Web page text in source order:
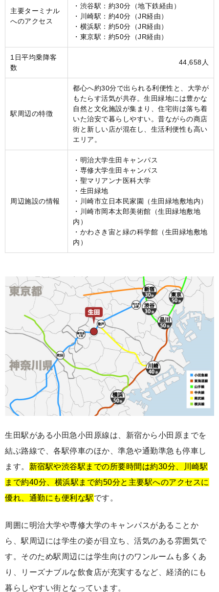
主要ターミナル
へのアクセス
・渋谷駅：約30分（地下鉄経由）
・川崎駅：約40分（JR経由）
・横浜駅：約50分（JR経由）
・東京駅：約50分（JR経由）
1日平均乗降客
数
44,658人
駅周辺の特徴
都心へ約30分で出られる利便性と、大学が
もたらす活気が共存。生田緑地には豊かな
自然と文化施設が集まり、住宅街は落ち着
いた治安で暮らしやすい。昔ながらの商店
街と新しい店が混在し、生活利便性も高い
エリア。
周辺施設の情報
・明治大学生田キャンパス
・専修大学生田キャンパス
・聖マリアンナ医科大学
・生田緑地
・川崎市立日本民家園（生田緑地敷地内）
・川崎市岡本太郎美術館（生田緑地敷地
内）
・かわさき宙と緑の科学館（生田緑地敷地
内）
生田駅がある小田急小田原線は、新宿から小田原までを
結ぶ路線で、各駅停車のほか、準急や通勤準急も停車し
ます。 新宿駅や渋谷駅までの所要時間は約30分、川崎駅
まで約40分、横浜駅まで約50分と主要駅へのアクセスに
優れ、通勤にも便利な駅です。
周囲に明治大学や専修大学のキャンパスがあることか
ら、駅周辺には学生の姿が目立ち、活気のある雰囲気で
す。そのため駅周辺には学生向けのワンルームも多くあ
り、リーズナブルな飲食店が充実するなど、経済的にも
暮らしやすい街となっています。